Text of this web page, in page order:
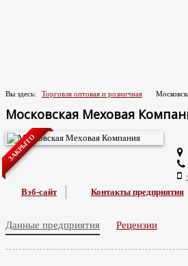
Вы здесь: Торговля оптовая и розничная
Московская Меховая
ЗАКРЫТО
Вэб-сайт
Контакты предприятия
Данные предприятия Рецензии